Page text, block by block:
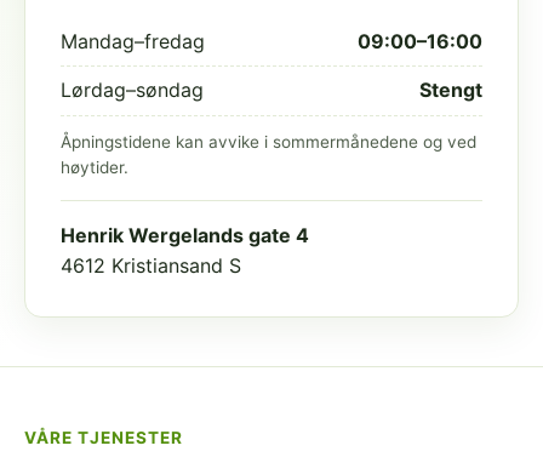
Mandag–fredag 09:00–16:00
Lørdag–søndag Stengt
Åpningstidene kan avvike i sommermånedene og ved
høytider.
Henrik Wergelands gate 4
4612 Kristiansand S
VÅRE TJENESTER